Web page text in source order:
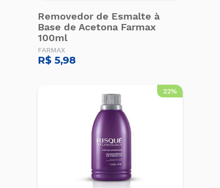
Removedor de Esmalte à
Base de Acetona Farmax
100ml
FARMAX
R$ 5,98
22%